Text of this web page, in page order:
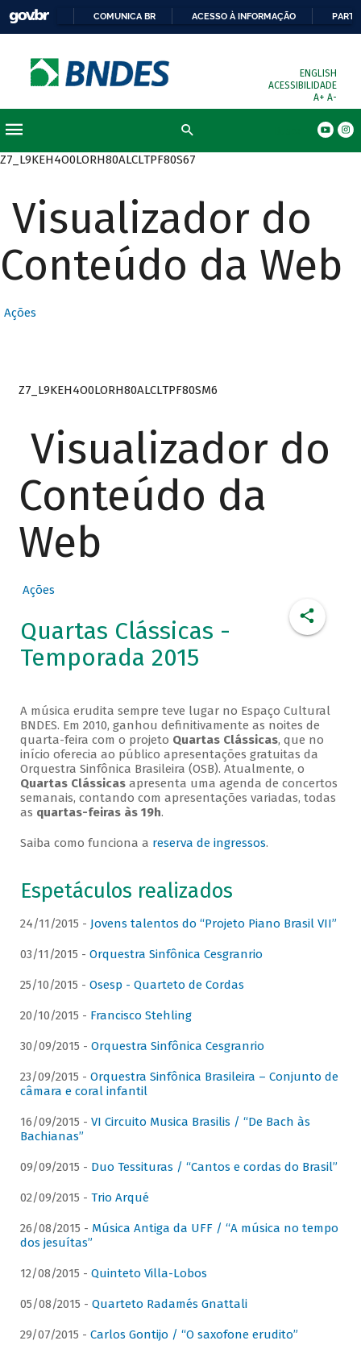
COMUNICA BR ACESSO À INFORMAÇÃO
ENGLISH
ACESSIBILIDADE
A+ A-
Z7_L9KEH4O0LORH80ALCLTPF80S67
Visualizador do
Conteúdo da Web
Ações
Z7_L9KEH4O0LORH80ALCLTPF80SM6
Visualizador do
Conteúdo da
Web
Ações
Quartas Clássicas -
Temporada 2015
A música erudita sempre teve lugar no Espaço Cultural
BNDES. Em 2010, ganhou definitivamente as noites de
quarta-feira com o projeto Quartas Clássicas, que no
início oferecia ao público apresentações gratuitas da
Orquestra Sinfônica Brasileira (OSB). Atualmente, o
Quartas Clássicasapresenta uma agenda de concertos
semanais, contando com apresentações variadas, todas
as quartas-feiras às 19h.
Saiba como funciona a reserva de ingressos.
Espetáculos realizados
24/11/2015 - Jovens talentos do “Projeto Piano Brasil VII”
03/11/2015 - Orquestra Sinfônica Cesgranrio
25/10/2015 - Osesp - Quarteto de Cordas
20/10/2015 - Francisco Stehling
30/09/2015 - Orquestra Sinfônica Cesgranrio
23/09/2015 - Orquestra Sinfônica Brasileira – Conjunto de
câmara e coral infantil
16/09/2015 - VI Circuito Musica Brasilis / “De Bach às
Bachianas”
09/09/2015 - Duo Tessituras / “Cantos e cordas do Brasil”
02/09/2015 - Trio Arqué
26/08/2015 - Música Antiga da UFF / “A música no tempo
dos jesuítas”
12/08/2015 - Quinteto Villa-Lobos
05/08/2015 - Quarteto Radamés Gnattali
29/07/2015 - Carlos Gontijo / “O saxofone erudito”